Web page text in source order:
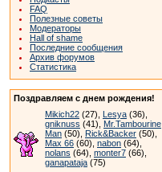
FAQ
Полезные советы
Модераторы
Hall of shame
Последние сообщения
Архив форумов
Статистика
Поздравляем с днем рождения!
Mikich22 (27), Lesya (36),
gniknuss (41), Mr.Tambourine
Man (50), Rick&Backer (50),
Max 66 (60), nabon (64),
nolans (64), monter7 (66),
ganapataja (75)